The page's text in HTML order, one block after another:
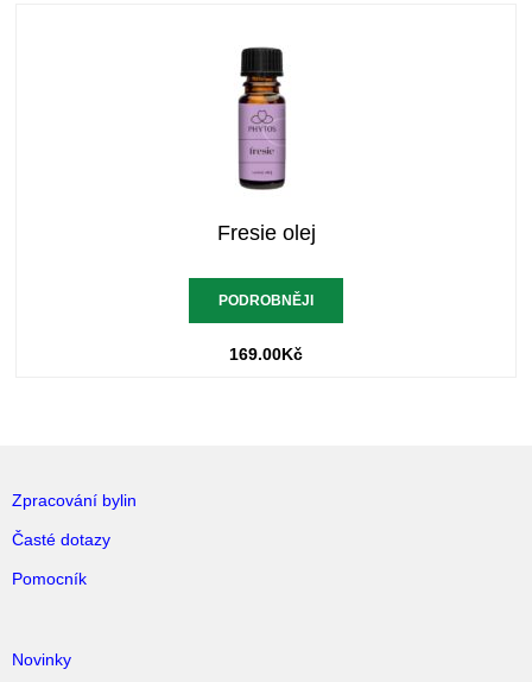
Fresie olej
PODROBNĚJI
169.00Kč
Zpracování bylin
Časté dotazy
Pomocník
Novinky